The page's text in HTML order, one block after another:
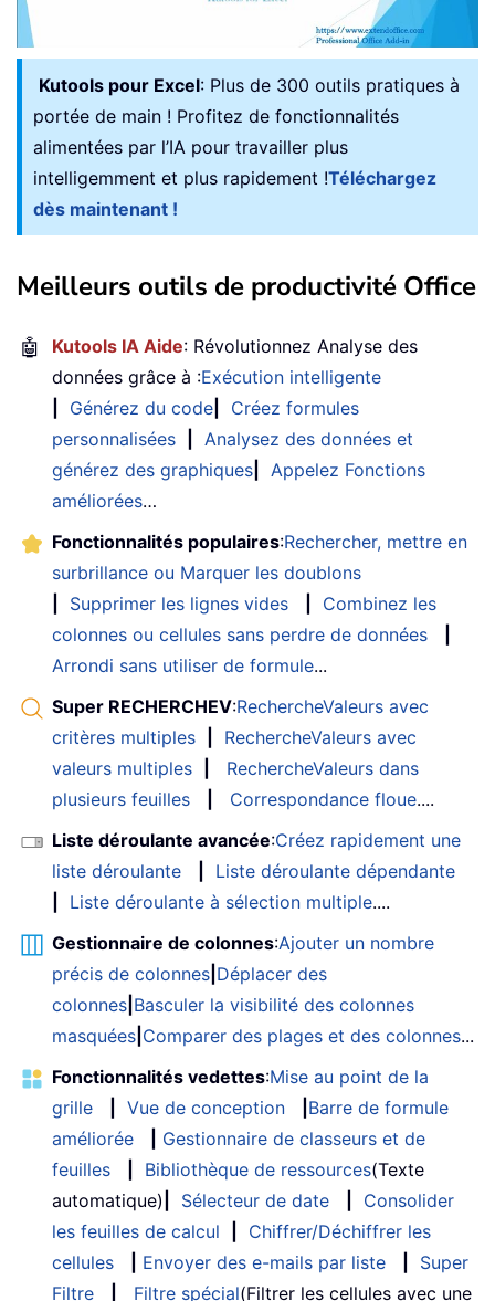
Kutools pour Excel: Plus de 300 outils pratiques à
portée de main ! Profitez de fonctionnalités
alimentées par l’IA pour travailler plus
intelligemment et plus rapidement !Téléchargez
dès maintenant !
Meilleurs outils de productivité Office
🤖 Kutools IA Aide: Révolutionnez Analyse des
données grâce à :Exécution intelligente
Générez du code
Créez formules
personnalisées
Analysez des données et
générez des graphiques
Appelez Fonctions
améliorées…
Fonctionnalités populaires:Rechercher, mettre en
surbrillance ou Marquer les doublons
Supprimer les lignes vides
Combinez les
colonnes ou cellules sans perdre de données
Arrondi sans utiliser de formule...
Super RECHERCHEV:RechercheValeurs avec
critères multiples
RechercheValeurs avec
valeurs multiples
RechercheValeurs dans
plusieurs feuilles
Correspondance floue....
Liste déroulante avancée:Créez rapidement une
liste déroulante
Liste déroulante dépendante
Liste déroulante à sélection multiple....
Gestionnaire de colonnes:Ajouter un nombre
précis de colonnes Déplacer des
colonnes Basculer la visibilité des colonnes
masquées Comparer des plages et des colonnes...
Fonctionnalités vedettes:Mise au point de la
grille
Vue de conception
Barre de formule
améliorée
Gestionnaire de classeurs et de
feuilles
Bibliothèque de ressources(Texte
automatique)
Sélecteur de date
Consolider
les feuilles de calcul
Chiffrer/Déchiffrer les
cellules
Envoyer des e-mails par liste
Super
Filtre
Filtre spécial(Filtrer les cellules avec une